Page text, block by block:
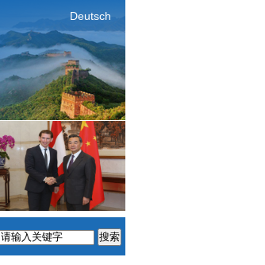
Deutsch
搜索